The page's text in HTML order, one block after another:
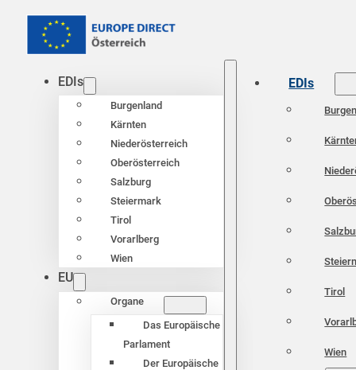
EDIs
Burgenland
Kärnten
Niederösterreich
Oberösterreich
Salzburg
Steiermark
Tirol
Vorarlberg
Wien
EU
Organe
Das Europäische
Parlament
Der Europäische
EDIs
Tirol
Wien